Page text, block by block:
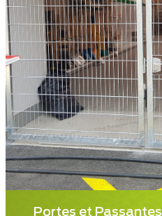
Portes et Passantes